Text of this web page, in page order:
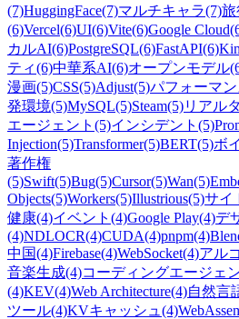
(7)HuggingFace(7)マルチキャラ(7)旅
(6)Vercel(6)UI(6)Vite(6)Google Cloud
カルAI(6)PostgreSQL(6)FastAPI(6)
ティ(6)中華系AI(6)オープンモデル
漫画(5)CSS(5)Adjust(5)パフォーマン
発環境(5)MySQL(5)Steam(5)リアル
エージェント (5)インシデント (5)
Injection(5)Transformer(5)BERT(5)ボ
著作権
(5)Swift(5)Bug(5)Cursor(5)Wan(5)
Objects(5)Workers(5)Illustrious(5)サイ
健康(4)イベント (4)Google Play(4)デ
(4)NDLOCR(4)CUDA(4)pnpm(4)
中国(4)Firebase(4)WebSocket(4)アル
音楽生成(4)コーディングエージェ
(4)KEV(4)Web Architecture(4)自然言
ツール(4)KVキャッシュ (4)